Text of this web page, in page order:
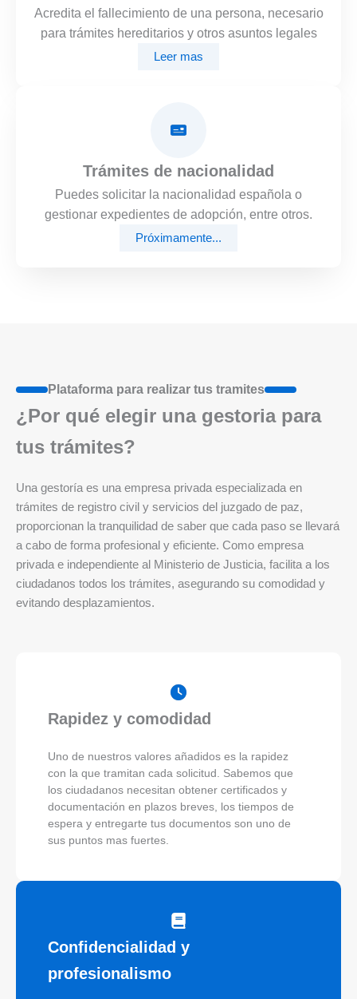
Acredita el fallecimiento de una persona, necesario
para trámites hereditarios y otros asuntos legales
Leer mas
Trámites de nacionalidad
Puedes solicitar la nacionalidad española o
gestionar expedientes de adopción, entre otros.
Próximamente...
Plataforma para realizar tus tramites
¿Por qué elegir una gestoria para
tus trámites?
Una gestoría es una empresa privada especializada en
trámites de registro civil y servicios del juzgado de paz,
proporcionan la tranquilidad de saber que cada paso se llevará
a cabo de forma profesional y eficiente. Como empresa
privada e independiente al Ministerio de Justicia, facilita a los
ciudadanos todos los trámites, asegurando su comodidad y
evitando desplazamientos.
Rapidez y comodidad
Uno de nuestros valores añadidos es la rapidez
con la que tramitan cada solicitud. Sabemos que
los ciudadanos necesitan obtener certificados y
documentación en plazos breves, los tiempos de
espera y entregarte tus documentos son uno de
sus puntos mas fuertes.
Confidencialidad y
profesionalismo